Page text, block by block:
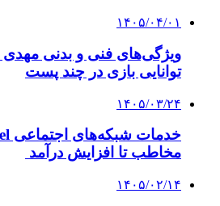
۱۴۰۵/۰۴/۰۱
ویژگی‌های فنی و بدنی مهدی
توانایی بازی در چند پست
۱۴۰۵/۰۳/۲۴
مخاطب تا افزایش درآمد
۱۴۰۵/۰۲/۱۴